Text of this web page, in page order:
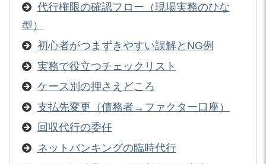
代行権限の確認フロー（現場実務のひな
型）
初心者がつまずきやすい誤解とNG例
実務で役立つチェックリスト
ケース別の押さえどころ
支払先変更（債務者→ファクター口座）
回収代行の委任
ネットバンキングの臨時代行